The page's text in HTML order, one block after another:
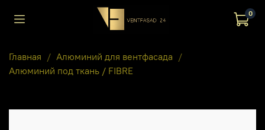
0
Главная
Алюминий для вентфасада
Алюминий под ткань / FIBRE